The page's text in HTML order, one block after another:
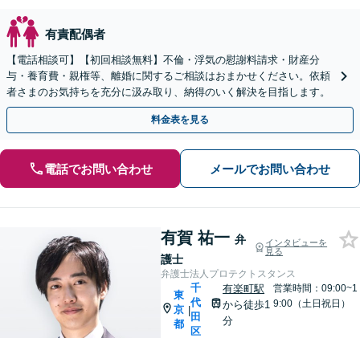
有責配偶者
【電話相談可】【初回相談無料】不倫・浮気の慰謝料請求・財産分
与・養育費・親権等、離婚に関するご相談はおまかせください。依頼
者さまのお気持ちを充分に汲み取り、納得のいく解決を目指します。
料金表を見る
電話でお問い合わせ メールでお問い合わせ
有賀 祐一 弁
護士
インタビューを
見る
弁護士法人プロテクトスタンス
東
京
都
|
千
代
田
区
有楽町駅
から徒歩1
分
営業時間：09:00~1
9:00（土日祝日）